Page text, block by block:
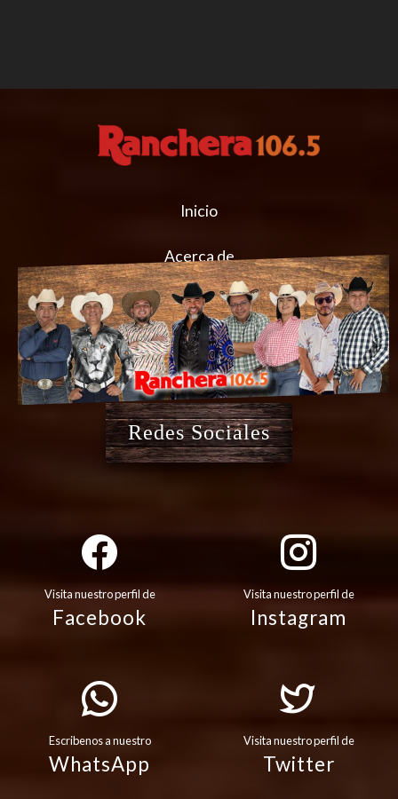
Inicio
Acerca de
Redes Sociales
Visita nuestro perfil de
Facebook
Visita nuestro perfil de
Instagram
Escribenos a nuestro
WhatsApp
Visita nuestro perfil de
Twitter